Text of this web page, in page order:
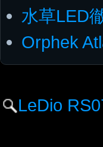
水草LED
Orphek
LeDio